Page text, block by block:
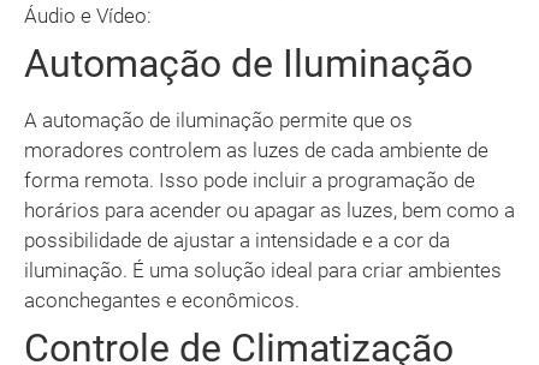
Áudio e Vídeo:
Automação de Iluminação
A automação de iluminação permite que os
moradores controlem as luzes de cada ambiente de
forma remota. Isso pode incluir a programação de
horários para acender ou apagar as luzes, bem como a
possibilidade de ajustar a intensidade e a cor da
iluminação. É uma solução ideal para criar ambientes
aconchegantes e econômicos.
Controle de Climatização